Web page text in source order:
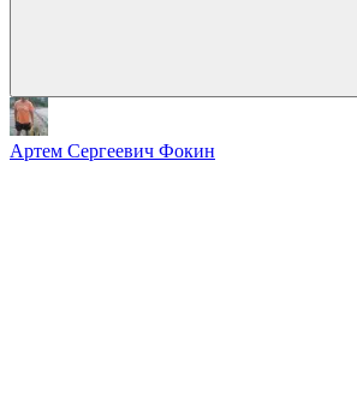
Артем Сергеевич Фокин